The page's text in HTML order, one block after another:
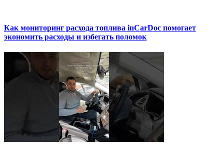
Как мониторинг расхода топлива inCarDoc помогает
экономить расходы и избегать поломок